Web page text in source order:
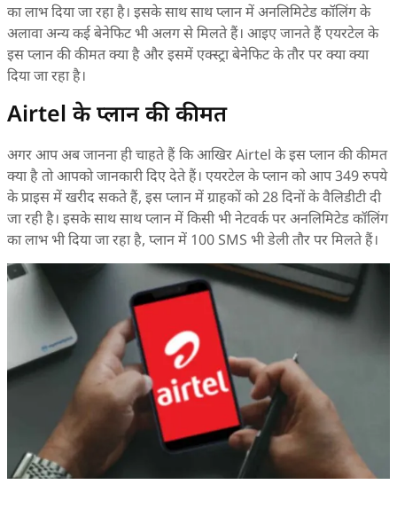
का लाभ दिया जा रहा है। इसके साथ साथ प्लान में अनलिमिटेड कॉलिंग के
अलावा अन्य कई बेनेफिट भी अलग से मिलते हैं। आइए जानते हैं एयरटेल के
इस प्लान की कीमत क्या है और इसमें एक्स्ट्रा बेनेफिट के तौर पर क्या क्या
दिया जा रहा है।
Airtel के प्लान की कीमत
अगर आप अब जानना ही चाहते हैं कि आखिर Airtel के इस प्लान की कीमत
क्या है तो आपको जानकारी दिए देते हैं। एयरटेल के प्लान को आप 349 रुपये
के प्राइस में खरीद सकते हैं, इस प्लान में ग्राहकों को 28 दिनों के वैलिडीटी दी
जा रही है। इसके साथ साथ प्लान में किसी भी नेटवर्क पर अनलिमिटेड कॉलिंग
का लाभ भी दिया जा रहा है, प्लान में 100 SMS भी डेली तौर पर मिलते हैं।